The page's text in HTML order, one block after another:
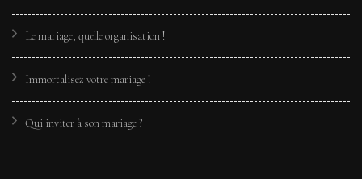
Le mariage, quelle organisation !
Immortalisez votre mariage !
Qui inviter à son mariage ?